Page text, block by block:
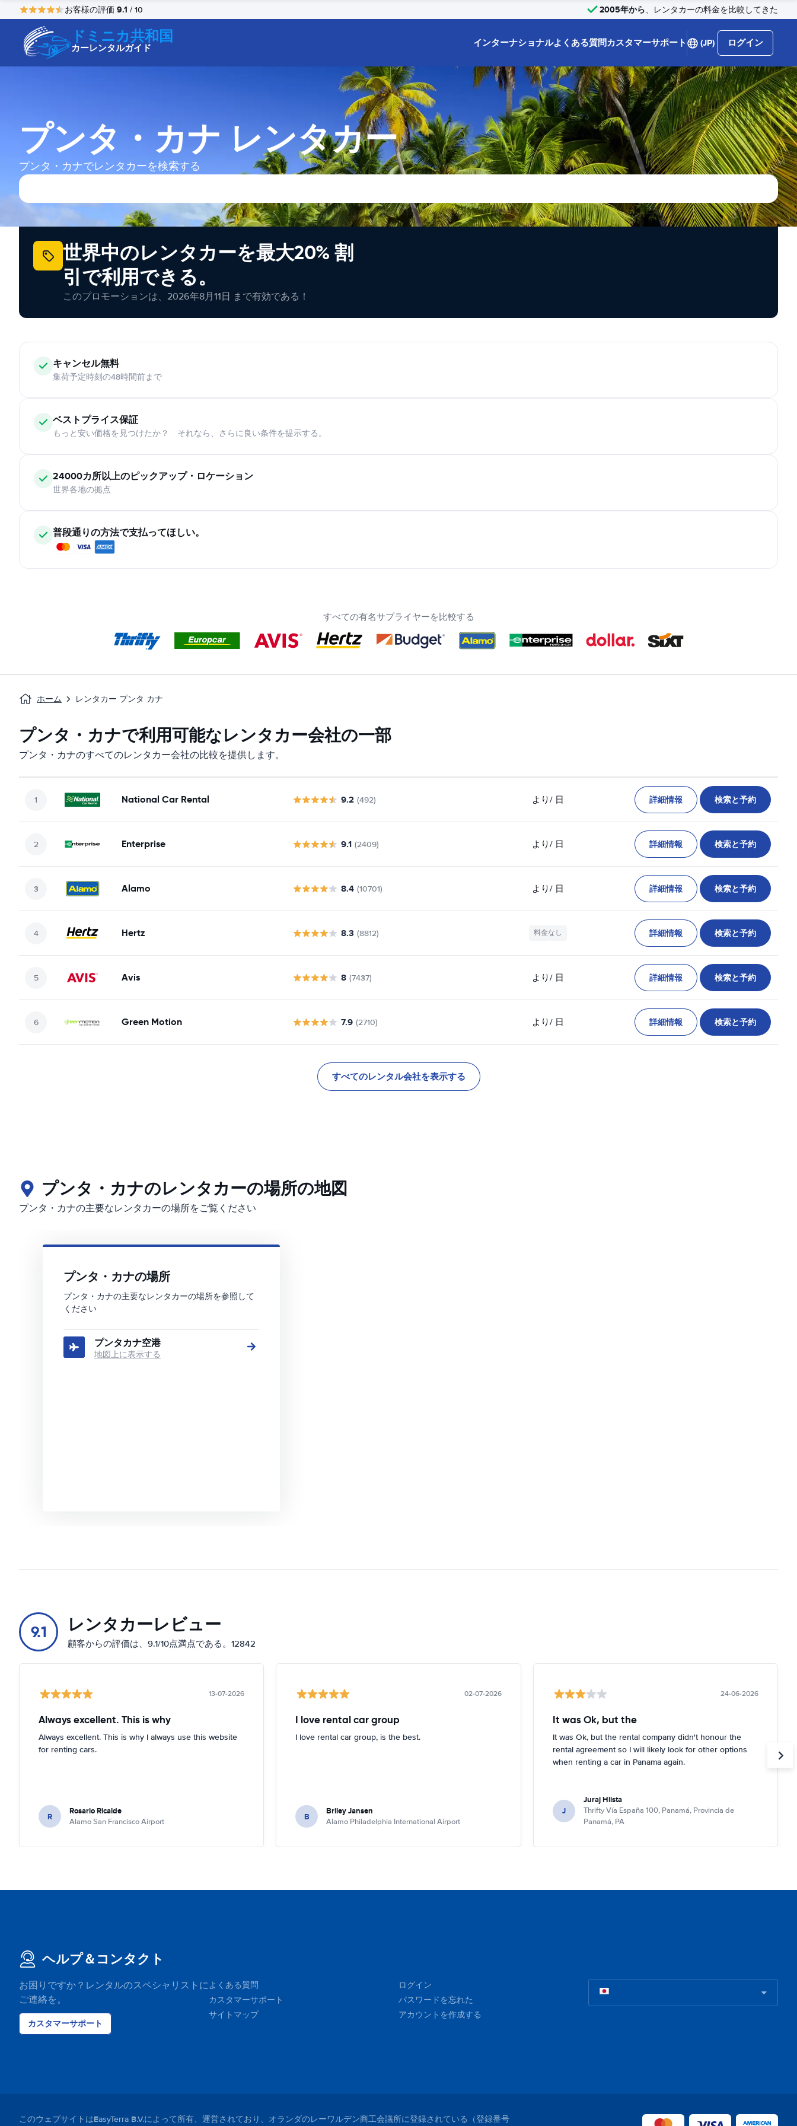
お客様の評価 9.1 / 10 2005年から、レンタカーの料金を比較してきた
ドミニカ共和国
カーレンタルガイド インターナショナルよくある質問カスタマーサポート (JP) ログイン
プンタ・カナ レンタカー
プンタ・カナでレンタカーを検索する
世界中のレンタカーを最大20% 割
引で利用できる。
このプロモーションは、2026年8月11日 まで有効である！
キャンセル無料
集荷予定時刻の48時間前まで
ベストプライス保証
もっと安い価格を見つけたか？ それなら、さらに良い条件を提示する。
24000カ所以上のピックアップ・ロケーション
世界各地の拠点
普段通りの方法で支払ってほしい。
すべての有名サプライヤーを比較する
ホーム レンタカー プンタ カナ
プンタ・カナで利用可能なレンタカー会社の一部
プンタ・カナのすべてのレンタカー会社の比較を提供します。
National Car Rental 9.2 (492) より/ 日 詳細情報 検索と予約
Enterprise 9.1 (2409) より/ 日 詳細情報 検索と予約
Alamo 8.4 (10701) より/ 日 詳細情報 検索と予約
Hertz 8.3 (8812) 料金なし 詳細情報 検索と予約
Avis 8 (7437) より/ 日 詳細情報 検索と予約
Green Motion 7.9 (2710) より/ 日 詳細情報 検索と予約
すべてのレンタル会社を表示する
プンタ・カナのレンタカーの場所の地図
プンタ・カナの主要なレンタカーの場所をご覧ください
プンタ・カナの場所
プンタ・カナの主要なレンタカーの場所を参照して
ください
プンタカナ空港
地図上に表示する
9.1 レンタカーレビュー
顧客からの評価は、9.1/10点満点である。12842
13-07-2026
Always excellent. This is why
Always excellent. This is why I always use this website
for renting cars.
R Rosario Ricalde
Alamo San Francisco Airport
02-07-2026
I love rental car group
I love rental car group, is the best.
B Briley Jansen
Alamo Philadelphia International Airport
24-06-2026
It was Ok, but the
It was Ok, but the rental company didn't honour the
rental agreement so I will likely look for other options
when renting a car in Panama again.
J
Juraj Hlista
Thrifty Vía España 100, Panamá, Provincia de
Panamá, PA
ヘルプ＆コンタクト
お困りですか？レンタルのスペシャリストに
ご連絡を。
カスタマーサポート
よくある質問
カスタマーサポート
サイトマップ
ログイン
パスワードを忘れた
アカウントを作成する
このウェブサイトはEasyTerra B.V.によって所有、運営されており、オランダのレーワルデン商工会議所に登録されている（登録番号